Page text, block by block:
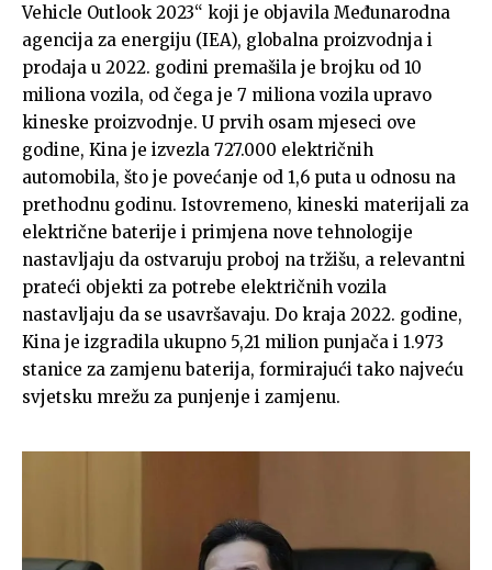
Vehicle Outlook 2023“ koji je objavila Međunarodna
agencija za energiju (IEA), globalna proizvodnja i
prodaja u 2022. godini premašila je brojku od 10
miliona vozila, od čega je 7 miliona vozila upravo
kineske proizvodnje. U prvih osam mjeseci ove
godine, Kina je izvezla 727.000 električnih
automobila, što je povećanje od 1,6 puta u odnosu na
prethodnu godinu. Istovremeno, kineski materijali za
električne baterije i primjena nove tehnologije
nastavljaju da ostvaruju proboj na tržišu, a relevantni
prateći objekti za potrebe električnih vozila
nastavljaju da se usavršavaju. Do kraja 2022. godine,
Kina je izgradila ukupno 5,21 milion punjača i 1.973
stanice za zamjenu baterija, formirajući tako najveću
svjetsku mrežu za punjenje i zamjenu.